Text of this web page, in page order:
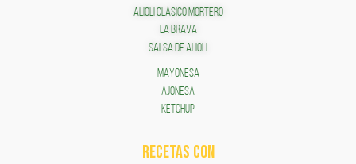
ALIOLI CLÁSICO MORTERO
LA BRAVA
SALSA DE ALIOLI
MAYONESA
AJONESA
KETCHUP
RECETAS COn